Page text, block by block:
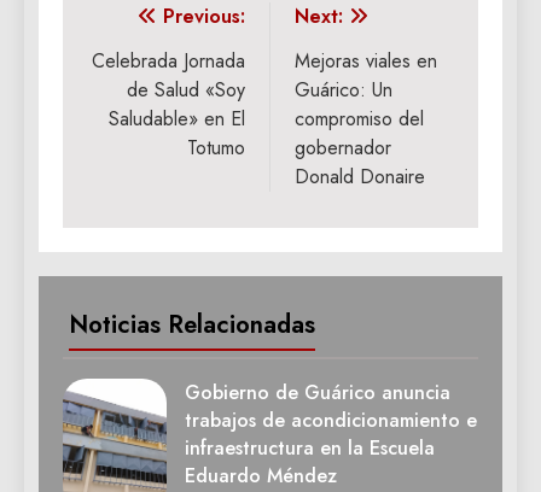
Navegación
de
entradas
Previous:
Celebrada Jornada
de Salud «Soy
Saludable» en El
Totumo
Next:
Mejoras viales en
Guárico: Un
compromiso del
gobernador
Donald Donaire
Noticias Relacionadas
Gobierno de Guárico anuncia
trabajos de acondicionamiento e
infraestructura en la Escuela
Eduardo Méndez